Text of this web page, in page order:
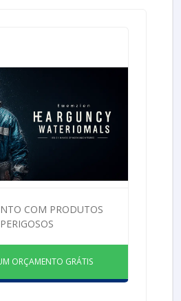
COM PRODUTOS
PERIGOSOS
ORÇAMENTO GRÁTIS